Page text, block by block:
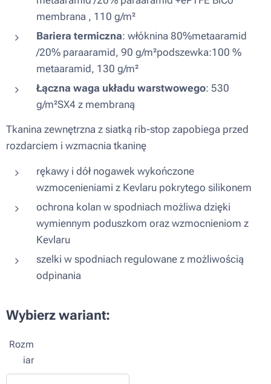
membrana , 110 g/m²
Bariera termiczna: włóknina 80%metaaramid
/20% paraaramid, 90 g/m²podszewka:100 %
metaaramid, 130 g/m²
Łączna waga układu warstwowego: 530
g/m²SX4 z membraną
Tkanina zewnętrzna z siatką rib-stop zapobiega przed
rozdarciem i wzmacnia tkaninę
rękawy i dół nogawek wykończone
wzmocenieniami z Kevlaru pokrytego silikonem
ochrona kolan w spodniach możliwa dzięki
wymiennym poduszkom oraz wzmocnieniom z
Kevlaru
szelki w spodniach regulowane z możliwością
odpinania
Wybierz wariant:
Rozm
iar